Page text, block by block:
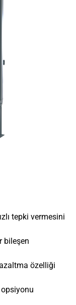
tepki vermesini
bileşen
azaltma özelliği